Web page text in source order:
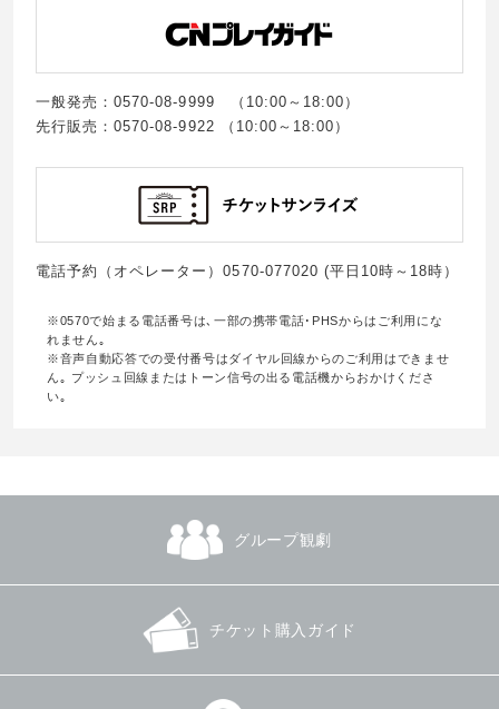
一般発売：0570-08-9999 （10:00～18:00）
先行販売：0570-08-9922 （10:00～18:00）
電話予約（オペレーター）0570-077020 (平日10時～18時）
※0570で始まる電話番号は､一部の携帯電話･PHSからはご利用にな
れません｡
※音声自動応答での受付番号はダイヤル回線からのご利用はできませ
ん｡ プッシュ回線またはトーン信号の出る電話機からおかけくださ
い｡
グループ観劇
チケット購入ガイド